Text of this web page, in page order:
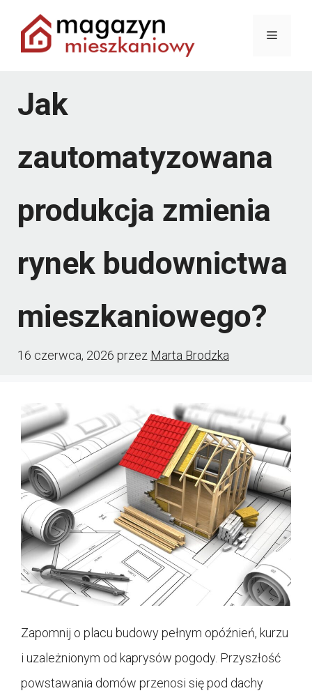
Przejdź
Menu
Jak
zautomatyzowana
produkcja zmienia
rynek budownictwa
mieszkaniowego?
16 czerwca, 2026 przez Marta Brodzka
Zapomnij o placu budowy pełnym opóźnień, kurzu
i uzależnionym od kaprysów pogody. Przyszłość
powstawania domów przenosi się pod dachy